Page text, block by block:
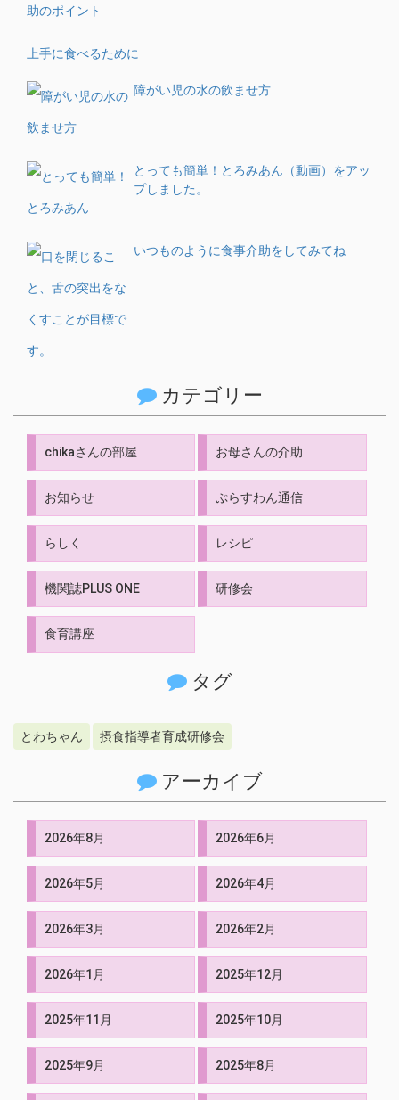
上手に食べるために
障がい児の水の飲ませ方
とっても簡単！とろみあん（動画）をアッ
プしました。
いつものように食事介助をしてみてね
カテゴリー
chikaさんの部屋 お母さんの介助
お知らせ ぷらすわん通信
らしく レシピ
機関誌PLUS ONE 研修会
食育講座
タグ
とわちゃん 摂食指導者育成研修会
アーカイブ
2026年8月 2026年6月
2026年5月 2026年4月
2026年3月 2026年2月
2026年1月 2025年12月
2025年11月 2025年10月
2025年9月 2025年8月